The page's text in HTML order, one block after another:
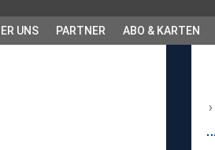
UNS PARTNER ABO & KARTEN